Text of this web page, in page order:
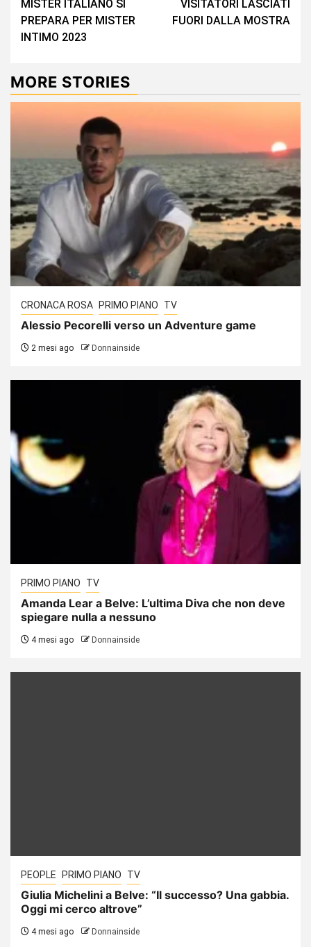
MISTER ITALIANO SI
PREPARA PER MISTER
INTIMO 2023
VISITATORI LASCIATI
FUORI DALLA MOSTRA
MORE STORIES
CRONACA ROSA PRIMO PIANO TV
Alessio Pecorelli verso un Adventure game
2 mesi ago Donnainside
PRIMO PIANO TV
Amanda Lear a Belve: L’ultima Diva che non deve
spiegare nulla a nessuno
4 mesi ago Donnainside
PEOPLE PRIMO PIANO TV
Giulia Michelini a Belve: “Il successo? Una gabbia.
Oggi mi cerco altrove”
4 mesi ago Donnainside